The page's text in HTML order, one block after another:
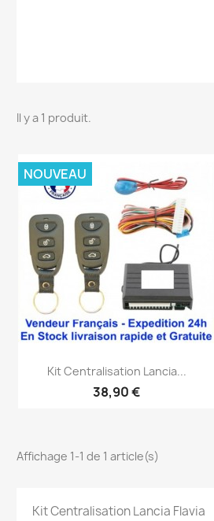
Il y a 1 produit.
Aperçu rapide
Kit Centralisation Lancia...
38,90 €
NOUVEAU
Affichage 1-1 de 1 article(s)
Kit Centralisation Lancia Flavia